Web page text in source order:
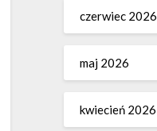
czerwiec 2026
maj 2026
kwiecień 2026